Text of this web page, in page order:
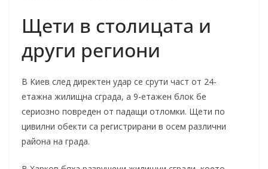
Щети в столицата и
други региони
В Киев след директен удар се срути част от 24-
етажна жилищна сграда, а 9-етажен блок бе
сериозно повреден от падащи отломки. Щети по
цивилни обекти са регистрирани в осем различни
района на града.